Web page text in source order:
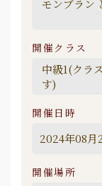
開催クラス
開催日時
開催場所